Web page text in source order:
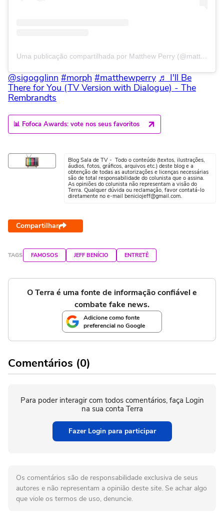
Uma publicação compartilhada por Matthew Perry (@mattyperry4)
@sigogglinn #morph #matthewperry ♬ I'll Be
There for You (TV Version with Dialogue) - The
Rembrandts
📊 Fofoca Awards: vote nos seus favoritos
Blog Sala de TV - Todo o conteúdo (textos, ilustrações,
áudios, fotos, gráficos, arquivos etc.) deste blog e a
obtenção de todas as autorizações e licenças necessárias
são de total responsabilidade do colunista que o assina.
As opiniões do colunista não representam a visão do
Terra. Qualquer dúvida ou reclamação, favor contatá-lo
diretamente no e-mail beniciojeff@gmail.com.
Compartilhar
TAGS FAMOSOS JEFF BENÍCIO ENTRETÊ
O Terra é uma fonte de informação confiável e
combate fake news.
Adicione como fonte
preferencial no Google
Comentários (0)
Para poder interagir com todos comentários, faça Login
na sua conta Terra
Fazer Login para participar
Os comentários são de responsabilidade exclusiva de seus
autores e não representam a opinião deste site. Se achar algo
que viole os termos de uso, denuncie.